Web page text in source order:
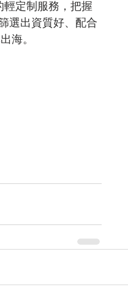
輕定制服務，把握
選出資質好、配合
海。